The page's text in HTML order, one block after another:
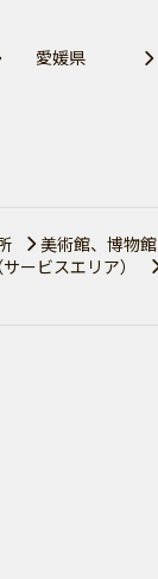
愛媛県
美術館、博物館
ービスエリア）